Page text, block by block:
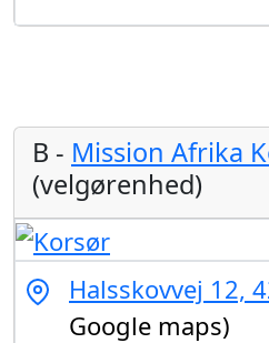
B - Mission Afrika
(velgørenhed)
Halsskovvej 12,
Google maps)